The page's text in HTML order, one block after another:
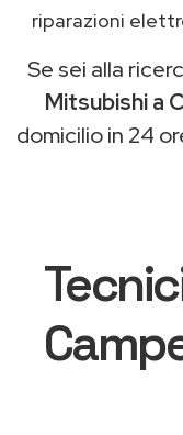
riparazioni
Se sei alla
Mitsubishi a
domicilio in 24